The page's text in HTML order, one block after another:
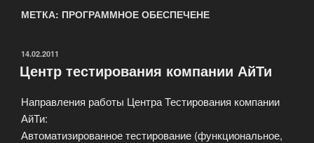
МЕТКА: ПРОГРАММНОЕ ОБЕСПЕЧЕНЕ
ОПУБЛИКОВАНО
14.02.2011
Центр тестирования компании АйТи
Направления работы Центра Тестирования компании
АйТи:
Автоматизированное тестирование (функциональное,